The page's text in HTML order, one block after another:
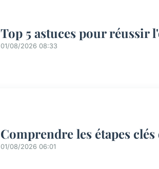
Top 5 astuces pour réussir
01/08/2026 08:33
Comprendre les étapes
01/08/2026 06:01